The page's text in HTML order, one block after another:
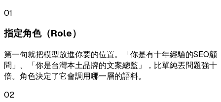
01
指定角色（Role）
第一句就把模型放進你要的位置。「你是有十年經驗的SEO顧
問」、「你是台灣本土品牌的文案總監」，比單純丟問題強十
倍。角色決定了它會調用哪一層的語料。
02